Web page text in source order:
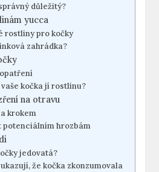
důležitý?
yucca
rostliny pro kočky
zahrádka?
kočka jí rostlinu?
na otravu
krokem
potenciálním hrozbám
jedovatá?
že kočka zkonzumovala